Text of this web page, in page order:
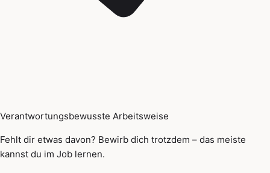
Verantwortungsbewusste Arbeitsweise
Fehlt dir etwas davon? Bewirb dich trotzdem – das meiste
kannst du im Job lernen.